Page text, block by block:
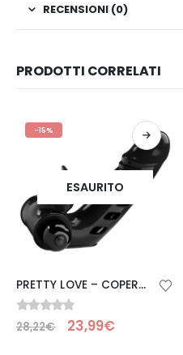
RECENSIONI (0)
PRODOTTI CORRELATI
-15%
ESAURITO
PRETTY LOVE – COPERTURA PER DITA VIBRATORE CORBIN NERA
0Su 5
28,22€ 23,99€